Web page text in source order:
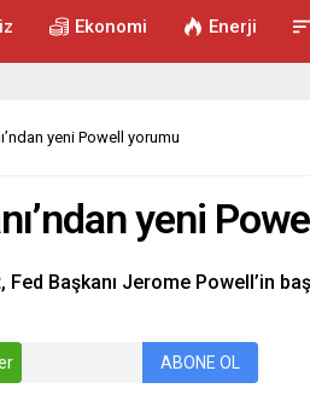
Ekonomi Enerji
yeni Powell yorumu
yeni
Fed Başkanı Jerome Powell’in
ABONE OL